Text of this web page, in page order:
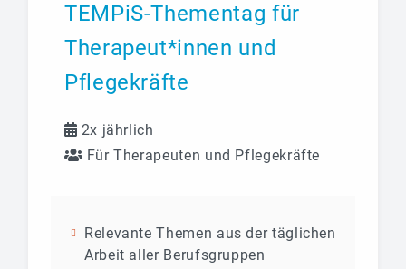
TEMPiS-Thementag für
Therapeut*innen und
Pflegekräfte
2x jährlich
Für Therapeuten und Pflegekräfte
Relevante Themen aus der täglichen
Arbeit aller Berufsgruppen